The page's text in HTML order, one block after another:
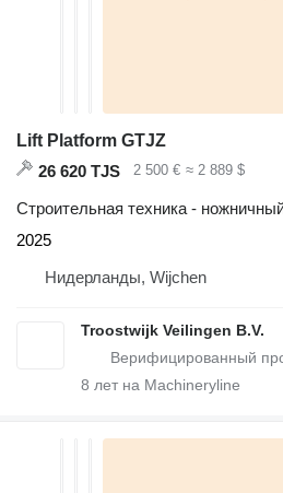
Lift Platform GTJZ
26 620 TJS
2 500 € ≈ 2 889 $
Строительная техника -
2025
Нидерланды, Wijchen
Troostwijk Veilingen B.V.
8 лет на Machineryline